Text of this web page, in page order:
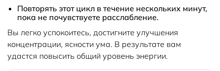
Повторять этот цикл в течение нескольких минут,
пока не почувствуете расслабление.
Вы легко успокоитесь, достигните улучшения
концентрации, ясности ума. В результате вам
удастся повысить общий уровень энергии.